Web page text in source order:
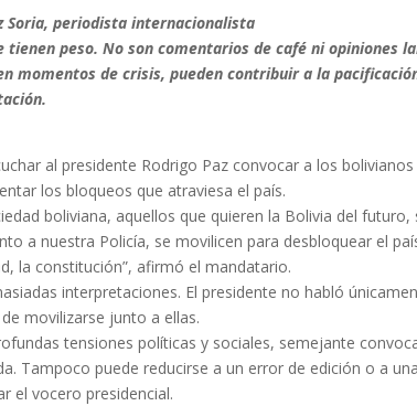
Soria, periodista internacionalista
peso. No son comentarios de café ni opiniones
momentos de crisis, pueden contribuir a la
al presidente Rodrigo Paz convocar a los
los bloqueos que atraviesa el país.
boliviana, aquellos que quieren la Bolivia del
a nuestra Policía, se movilicen para desbloquear el
la constitución”, afirmó el mandatario.
interpretaciones. El presidente no habló
movilizarse junto a ellas.
tensiones políticas y sociales, semejante
Tampoco puede reducirse a un error de edición o a
el vocero presidencial.